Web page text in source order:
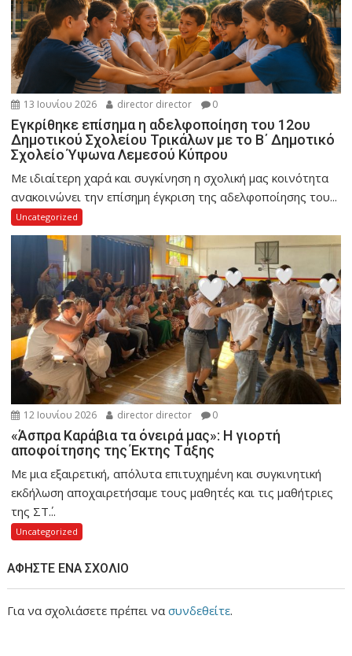
13 Ιουνίου 2026 director director 0
Εγκρίθηκε επίσημα η αδελφοποίηση του 12ου
Δημοτικού Σχολείου Τρικάλων με το Β΄ Δημοτικό
Σχολείο Ύψωνα Λεμεσού Κύπρου
Με ιδιαίτερη χαρά και συγκίνηση η σχολική μας κοινότητα
ανακοινώνει την επίσημη έγκριση της αδελφοποίησης του...
Uncategorized
12 Ιουνίου 2026 director director 0
«Άσπρα Καράβια τα όνειρά μας»: Η γιορτή
αποφοίτησης της Έκτης Τάξης
Με μια εξαιρετική, απόλυτα επιτυχημένη και συγκινητική
εκδήλωση αποχαιρετήσαμε τους μαθητές και τις μαθήτριες
της ΣΤ΄...
Uncategorized
ΑΦΉΣΤΕ ΈΝΑ ΣΧΌΛΙΟ
Για να σχολιάσετε πρέπει νασυνδεθείτε.